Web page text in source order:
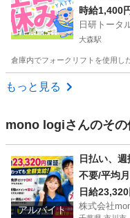
躍中
時給1,400
日研トータ
大森駅
倉庫内でフォークリフトを使用し
東京 大田区
もっと見る
mono logiさんのその
アルバイト
日払い、
不要/平均
日給
株式会社